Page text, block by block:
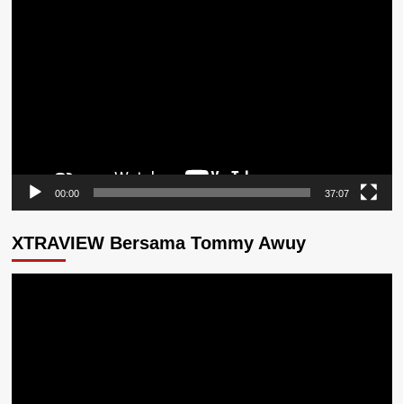
00:00 37:07
XTRAVIEW Bersama Tommy Awuy